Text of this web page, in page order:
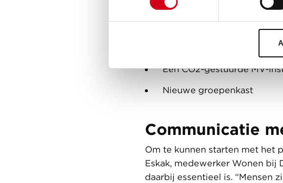
Plaatsing van de
Nieuwe keuken, badkamer
Een CO2-gestuurde MV-
Nieuwe groepenkast
Communicatie
Om te kunnen starten met het
Eskak, medewerker Wonen bij
daarbij essentieel is. “Mensen